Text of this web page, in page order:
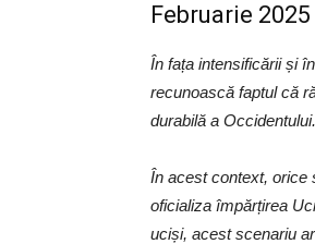
Februarie 2025
În fața intensificării și
recunoască faptul că
durabilă a Occidentului.
În acest context, orice
oficializa împărțirea
uciși, acest scenariu